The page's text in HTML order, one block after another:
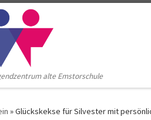
alte Emstorschule
»Glückskekse für Silvester mit